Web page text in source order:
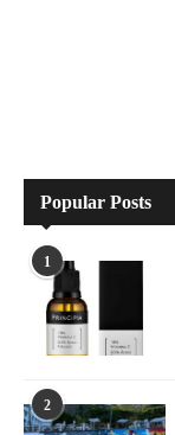
Popular Posts
1
2